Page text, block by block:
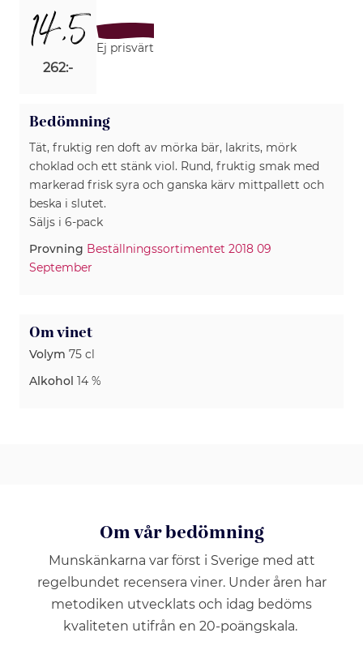
14,5
262:-
Ej prisvärt
Bedömning
Tät, fruktig ren doft av mörka bär, lakrits, mörk
choklad och ett stänk viol. Rund, fruktig smak med
markerad frisk syra och ganska kärv mittpallett och
beska i slutet.
Säljs i 6-pack
Provning Beställningssortimentet 2018 09
September
Om vinet
Volym 75 cl
Alkohol 14 %
Om vår bedömning
Munskänkarna var först i Sverige med att
regelbundet recensera viner. Under åren har
metodiken utvecklats och idag bedöms
kvaliteten utifrån en 20-poängskala.